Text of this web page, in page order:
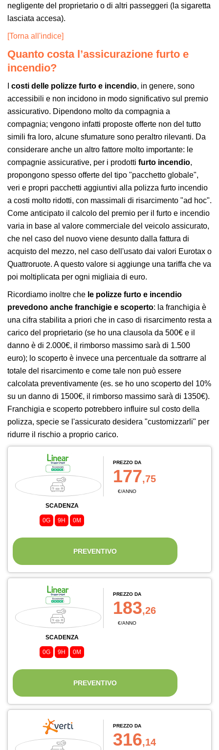
negligente del proprietario o di altri passeggeri (la sigaretta
lasciata accesa).
[Torna all'indice]
Quanto costa l’assicurazione furto e
incendio?
costi delle polizze furto e incendio, in genere, sono
accessibili e non incidono in modo significativo sul premio
assicurativo. Dipendono molto da compagnia a
compagnia; vengono infatti proposte offerte non del tutto
simili fra loro, alcune sfumature sono peraltro rilevanti. Da
considerare anche un altro fattore molto importante: le
compagnie assicurative, per i prodotti furto incendio,
propongono spesso offerte del tipo "pacchetto globale",
veri e propri pacchetti aggiuntivi alla polizza furto incendio
a costi molto ridotti, con massimali di risarcimento "ad hoc".
Come anticipato il calcolo del premio per il furto e incendio
varia in base al valore commerciale del veicolo assicurato,
che nel caso del nuovo viene desunto dalla fattura di
acquisto del mezzo, nel caso dell'usato dai valori Eurotax o
Quattroruote. A questo valore si aggiunge una tariffa che va
poi moltiplicata per ogni migliaia di euro.
Ricordiamo inoltre che le polizze furto e incendio
prevedono anche franchigie e scoperto: la franchigia è
una cifra stabilita a priori che in caso di risarcimento resta a
carico del proprietario (se ho una clausola da 500€ e il
danno è di 2.000€, il rimborso massimo sarà di 1.500
euro); lo scoperto è invece una percentuale da sottrarre al
totale del risarcimento e come tale non può essere
calcolata preventivamente (es. se ho uno scoperto del 10%
su un danno di 1500€, il rimborso massimo sarà di 1350€).
Franchigia e scoperto potrebbero influire sul costo della
polizza, specie se l'assicurato desidera "customizzarli" per
ridurre il rischio a proprio carico.
PREZZO DA
177,75
€/ANNO
SCADENZA
0G 9H 0M
PREVENTIVO
PREZZO DA
183,26
€/ANNO
SCADENZA
0G 9H 0M
PREVENTIVO
PREZZO DA
316,14